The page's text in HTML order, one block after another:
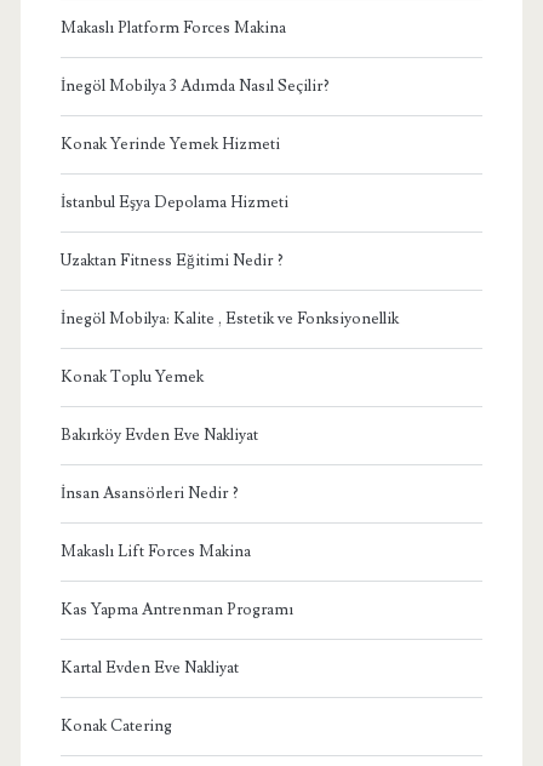
Makaslı Platform Forces Makina
İnegöl Mobilya 3 Adımda Nasıl Seçilir?
Konak Yerinde Yemek Hizmeti
İstanbul Eşya Depolama Hizmeti
Uzaktan Fitness Eğitimi Nedir ?
İnegöl Mobilya: Kalite , Estetik ve Fonksiyonellik
Konak Toplu Yemek
Bakırköy Evden Eve Nakliyat
İnsan Asansörleri Nedir ?
Makaslı Lift Forces Makina
Kas Yapma Antrenman Programı
Kartal Evden Eve Nakliyat
Konak Catering